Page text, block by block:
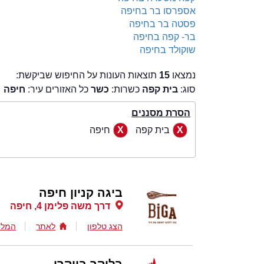
אספרסו בר בחיפה
פסטה בר בחיפה
בר- קפה בחיפה
שוקולד בחיפה
נמצאו 15 תוצאות העונות על החיפוש שביקשת:
סוג: בית קפה כשרות: כשרכל האזורים עיר: חיפה
הסרת מסננים
בית קפה
חיפה
ביגה קניון חיפה
דרך משה פלימן 4, חיפה
הצג טלפון לאתר